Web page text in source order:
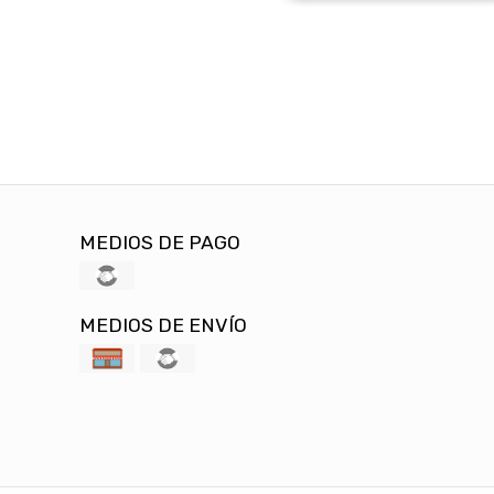
MEDIOS DE PAGO
MEDIOS DE ENVÍO